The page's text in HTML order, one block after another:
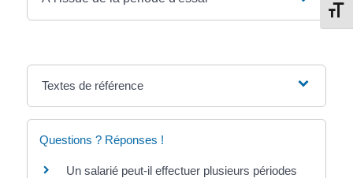
Textes de référence
Questions ? Réponses !
Un salarié peut-il effectuer plusieurs périodes